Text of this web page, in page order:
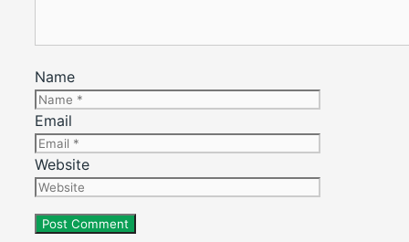
Name
Email
Website